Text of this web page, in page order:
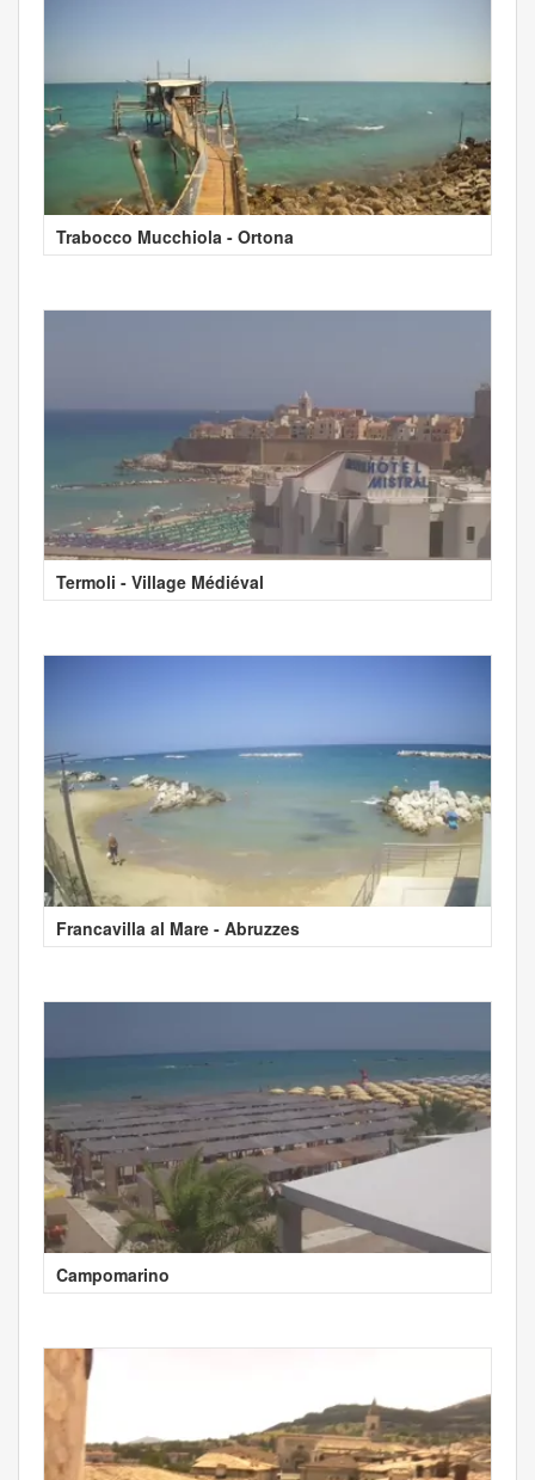
Trabocco Mucchiola - Ortona
Termoli - Village Médiéval
Francavilla al Mare - Abruzzes
Campomarino